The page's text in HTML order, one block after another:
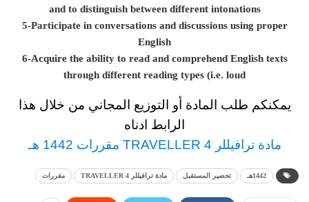
and to distinguish between different intonations
5-Participate in conversations and discussions using proper
English
6-Acquire the ability to read and comprehend English texts
through different reading types (i.e. loud
يمكنكم طلب المادة أو التوزيع المجاني من خلال هذا
الرابط ادناه
مادة ترافيللر 4 TRAVELLER مقررات 1442 هـ
1442هـ تحضير المستقبل مادة ترافيللر 4 TRAVELLER مقررات